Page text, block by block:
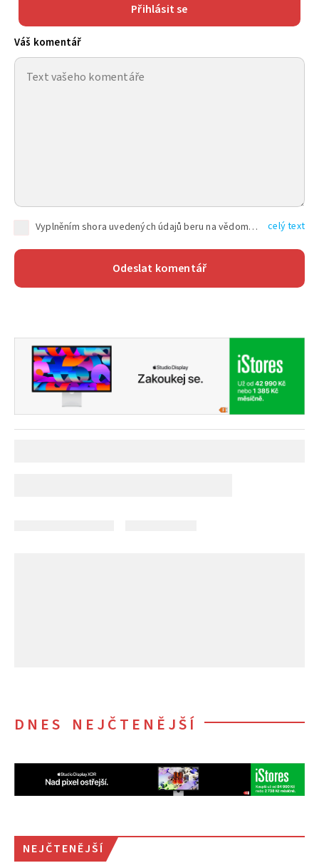
Přihlásit se
Váš komentář
Vyplněním shora uvedených údajů beru na vědomí, že společnost TEXT FACTORY s.r.o., sídlem Brno, Durďákova 336/29, Černá Pole, PSČ: 613 00, IČ: 06157831, zapsané u Krajského soudu v Brně, oddíl C, vložka 100399, bude zpracovávat mé osobní údaje uvedené v rámci mnou vyplněného registračního formuláře na základě oprávněných zájmů TEXT FACTORY s.r.o. dle čl. 6 odst. 1 písm. f) GDPR a pro splnění právních povinností (čl. 6 odst. 1 písm. c) GDPR), a to pro tyto účely: nezbytnost zajistit oprávnění návštěvníka webových stránek provozovaných společností TEXT FACTORY s.r.o. přispívat aktivně ke zveřejněným článkům nebo v rámci diskusních fór a výkon práv TEXT FACTORY s.r.o. jako administrátora těchto diskusních fór. Více informací o zpracování osobních údajů a právech lze nalézt v celý text
DNES NEJČTENĚJŠÍ
NEJČTENĚJŠÍ